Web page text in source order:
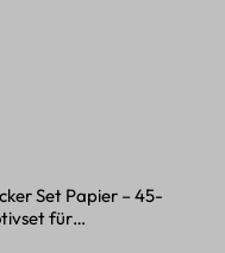
Set Papier – 45-
für